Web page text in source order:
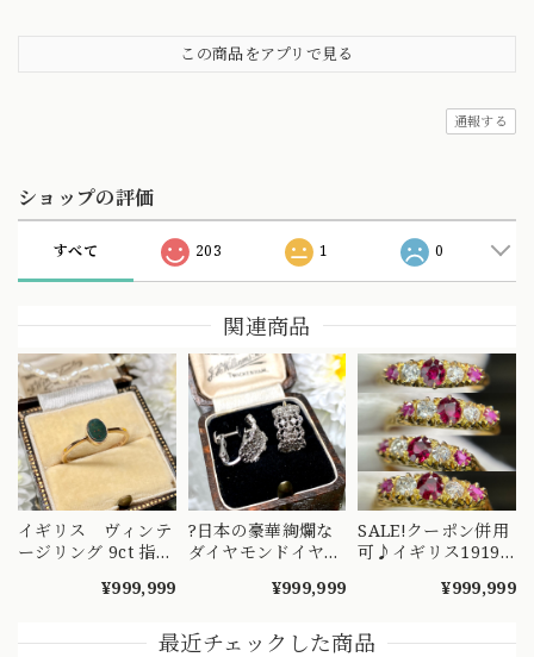
この商品をアプリで見る
通報する
ショップの評価
すべて 203 1 0
関連商品
イギリス ヴィンテ
ージリング 9ct 指
¥999,999
?日本の豪華絢爛な
ダイヤモンドイヤリ
¥999,999
SALE!クーポン併用
可♪イギリス1919
ングK18 指輪 ルビ
ピアンカットダイヤ
¥999,999
最近チェックした商品